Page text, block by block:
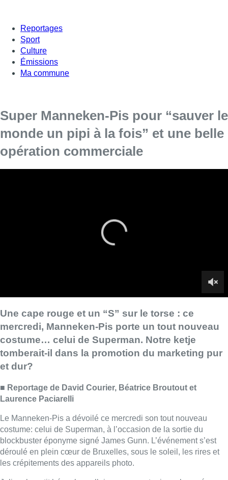
Reportages
Sport
Culture
Émissions
Ma commune
Super Manneken-Pis pour “sauver le
monde un pipi à la fois” et une belle
opération commerciale
costume: celui de Superman, à l’occasion de la sortie du
déroulé en plein cœur de Bruxelles, sous le soleil, les rires et
les crépitements des appareils photo.
Julien, le petit héros bruxellois, a comme toujours honoré son
public à sa manière: en arrosant généreusement la foule, cette
fois avec sa cape rouge et le célèbre “S” sur le torse. “
statue, c’est compliqué), et il sauve le monde… un pipi à la
fois“, a lancé avec humour Marc Guebel, président de l’Ordre
des Amis de Manneken-Pis, lors de la cérémonie de
présentation de ce nouveau costume – le 1.181e!
►À lire aussi |Manneken-Pis enfile son nouveau costume de
Schtroumpf